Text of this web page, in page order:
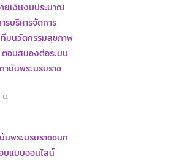
ยเงินงบประมาณ
บริหารจัดการ
มนวัตกรรมสุขภาพ
ตอบสนองต่อระบบ
บันพระบรมราช
.
นพระบรมราชชนก
บแบบออนไลน์